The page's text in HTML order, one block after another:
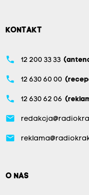
KONTAKT
phone 12 200 33 33
phone 12 630 60 00
phone 12 630 62 06
email
email
O NAS